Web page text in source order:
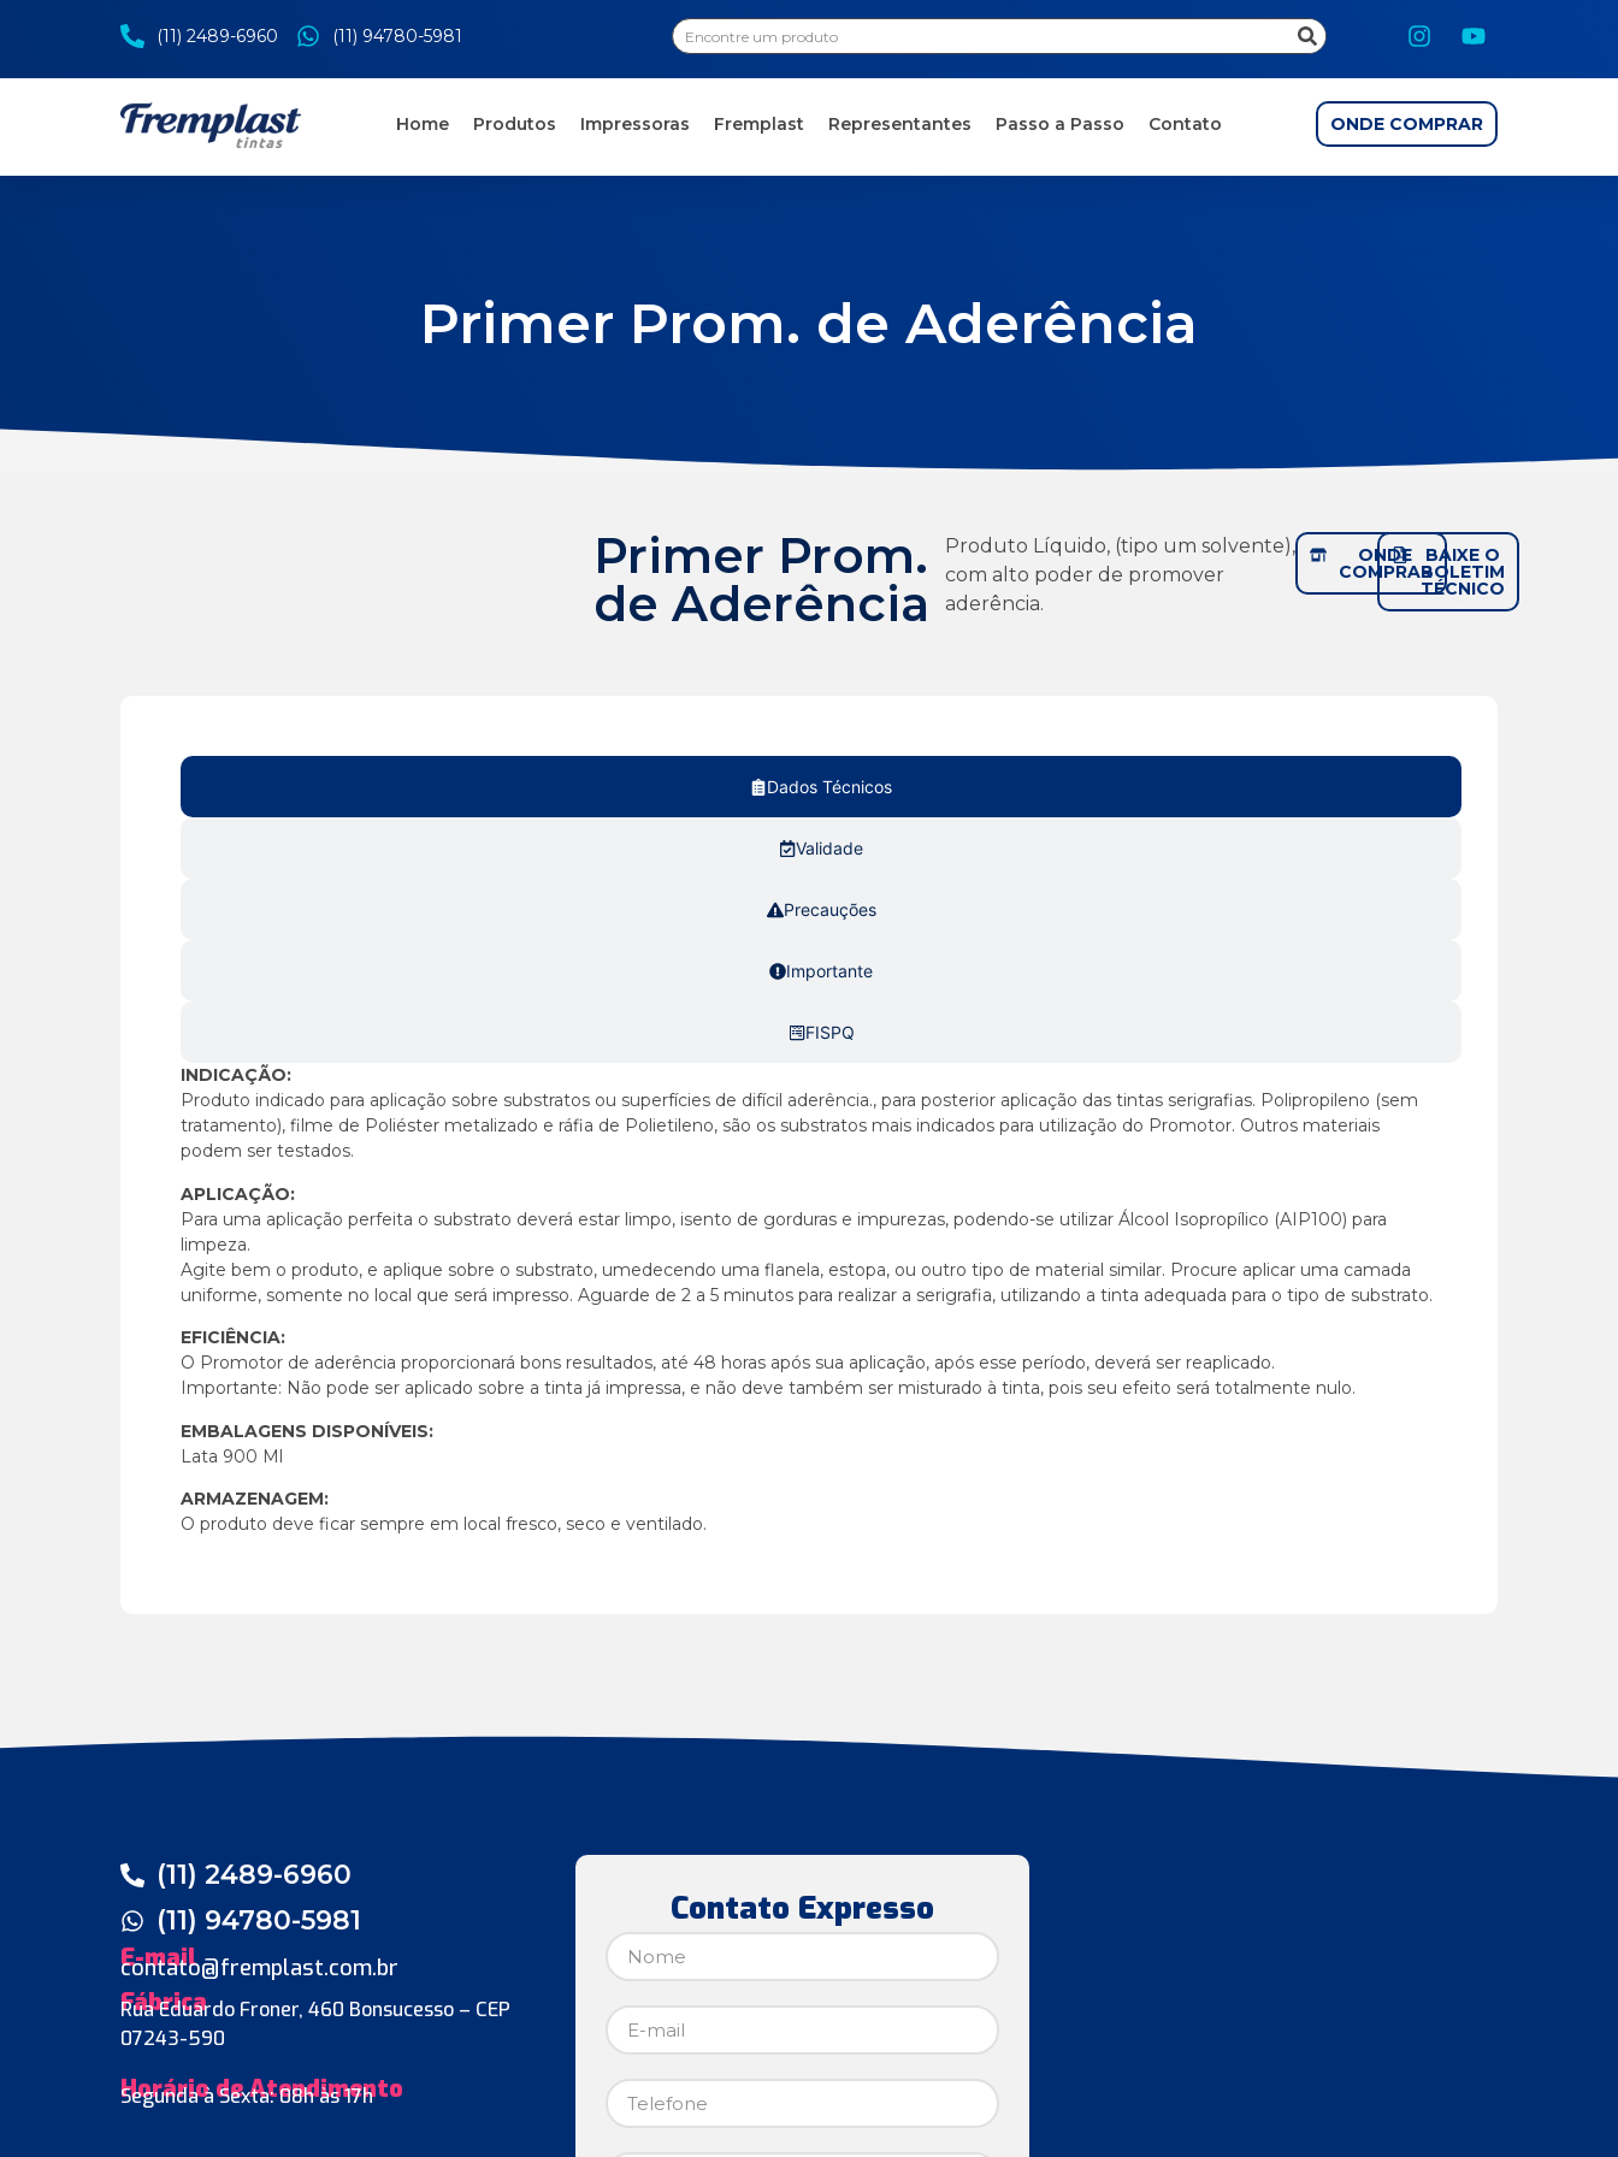
(11) 2489-6960 (11) 94780-5981
Home Produtos Impressoras Fremplast Representantes Passo a Passo Contato ONDE COMPRAR
Primer Prom. de Aderência
Primer Prom.
de Aderência
Produto Líquido, (tipo um solvente),
com alto poder de promover
aderência.
ONDE
COMPRAR
BAIXE O
BOLETIM
TÉCNICO
Dados Técnicos
Validade
Precauções
Importante
FISPQ
INDICAÇÃO:
Produto indicado para aplicação sobre substratos ou superfícies de difícil aderência., para posterior aplicação das tintas serigrafias. Polipropileno (sem
tratamento), filme de Poliéster metalizado e ráfia de Polietileno, são os substratos mais indicados para utilização do Promotor. Outros materiais
podem ser testados.
APLICAÇÃO:
Para uma aplicação perfeita o substrato deverá estar limpo, isento de gorduras e impurezas, podendo-se utilizar Álcool Isopropílico (AIP100) para
limpeza.
Agite bem o produto, e aplique sobre o substrato, umedecendo uma flanela, estopa, ou outro tipo de material similar. Procure aplicar uma camada
uniforme, somente no local que será impresso. Aguarde de 2 a 5 minutos para realizar a serigrafia, utilizando a tinta adequada para o tipo de substrato.
EFICIÊNCIA:
O Promotor de aderência proporcionará bons resultados, até 48 horas após sua aplicação, após esse período, deverá ser reaplicado.
Importante: Não pode ser aplicado sobre a tinta já impressa, e não deve também ser misturado à tinta, pois seu efeito será totalmente nulo.
EMBALAGENS DISPONÍVEIS:
Lata 900 Ml
ARMAZENAGEM:
O produto deve ficar sempre em local fresco, seco e ventilado.
(11) 2489-6960
(11) 94780-5981
E-mail
contato@fremplast.com.br
Fábrica
Rua Eduardo Froner, 460 Bonsucesso – CEP
07243-590
Horário de Atendimento
Segunda à Sexta: 08h às 17h
Contato Expresso